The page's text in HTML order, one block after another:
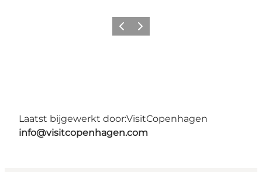
Vorige Volgende
Laatst bijgewerkt door:VisitCopenhagen
info@visitcopenhagen.com